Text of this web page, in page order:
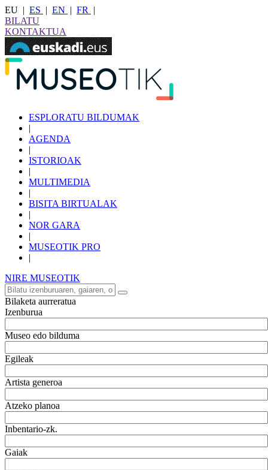
EU | ES | EN | FR
|
BILATU
KONTAKTUA
ESPLORATU BILDUMAK
|
AGENDA
|
ISTORIOAK
|
MULTIMEDIA
|
BISITA BIRTUALAK
|
NOR GARA
|
MUSEOTIK PRO
|
NIRE MUSEOTIK
Bilaketa aurreratua
Izenburua
Museo edo bilduma
Egileak
Artista generoa
Atzeko planoa
Inbentario-zk.
Gaiak